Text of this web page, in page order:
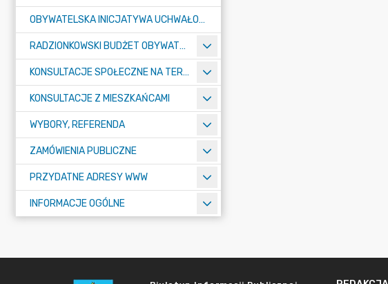
OBYWATELSKA INICJATYWA UCHWAŁODAWCZA
RADZIONKOWSKI BUDŻET OBYWATELSKI
KONSULTACJE SPOŁECZNE NA TERENIE MIASTA RADZIONKÓW
KONSULTACJE Z MIESZKAŃCAMI
WYBORY, REFERENDA
ZAMÓWIENIA PUBLICZNE
PRZYDATNE ADRESY WWW
INFORMACJE OGÓLNE